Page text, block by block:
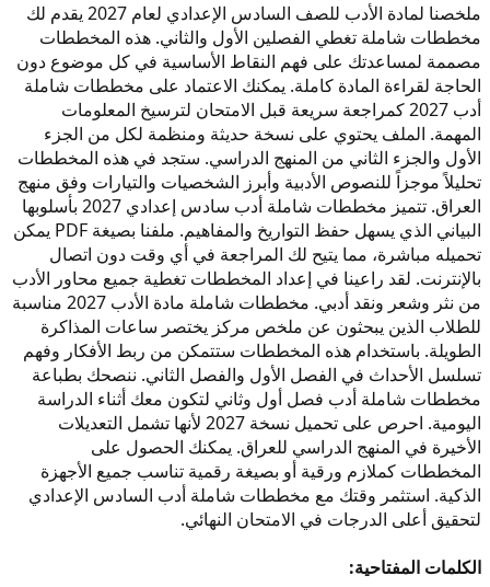
ملخصنا لمادة الأدب للصف السادس الإعدادي لعام 2027 يقدم لك
مخططات شاملة تغطي الفصلين الأول والثاني. هذه المخططات
مصممة لمساعدتك على فهم النقاط الأساسية في كل موضوع دون
الحاجة لقراءة المادة كاملة. يمكنك الاعتماد على مخططات شاملة
أدب 2027 كمراجعة سريعة قبل الامتحان لترسيخ المعلومات
المهمة. الملف يحتوي على نسخة حديثة ومنظمة لكل من الجزء
الأول والجزء الثاني من المنهج الدراسي. ستجد في هذه المخططات
تحليلاً موجزاً للنصوص الأدبية وأبرز الشخصيات والتيارات وفق منهج
العراق. تتميز مخططات شاملة أدب سادس إعدادي 2027 بأسلوبها
البياني الذي يسهل حفظ التواريخ والمفاهيم. ملفنا بصيغة PDF يمكن
تحميله مباشرة، مما يتيح لك المراجعة في أي وقت دون اتصال
بالإنترنت. لقد راعينا في إعداد المخططات تغطية جميع محاور الأدب
من نثر وشعر ونقد أدبي. مخططات شاملة مادة الأدب 2027 مناسبة
للطلاب الذين يبحثون عن ملخص مركز يختصر ساعات المذاكرة
الطويلة. باستخدام هذه المخططات ستتمكن من ربط الأفكار وفهم
تسلسل الأحداث في الفصل الأول والفصل الثاني. ننصحك بطباعة
مخططات شاملة أدب فصل أول وثاني لتكون معك أثناء الدراسة
اليومية. احرص على تحميل نسخة 2027 لأنها تشمل التعديلات
الأخيرة في المنهج الدراسي للعراق. يمكنك الحصول على
المخططات كملازم ورقية أو بصيغة رقمية تناسب جميع الأجهزة
الذكية. استثمر وقتك مع مخططات شاملة أدب السادس الإعدادي
لتحقيق أعلى الدرجات في الامتحان النهائي.
الكلمات المفتاحية: